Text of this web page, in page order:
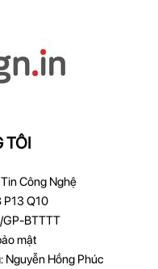
TÔI
Công Nghệ
P13 Q10
GP-BTTTT
mật
Nguyễn Hồng Phúc